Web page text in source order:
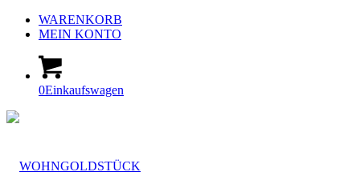
WARENKORB
MEIN KONTO
0Einkaufswagen